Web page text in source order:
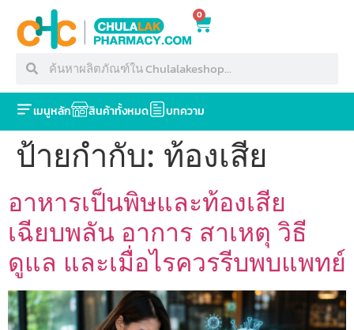
0
เมนูหลัก สินค้าทั้งหมด บทความ
ป้ายกำกับ: ท้องเสีย
อาหารเป็นพิษและท้องเสีย
เฉียบพลัน อาการ สาเหตุ วิธี
ดูแล และเมื่อไรควรรีบพบแพทย์